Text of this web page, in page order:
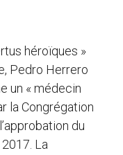
héroïques »
Pedro Herrero
un « médecin
la Congrégation
du
La